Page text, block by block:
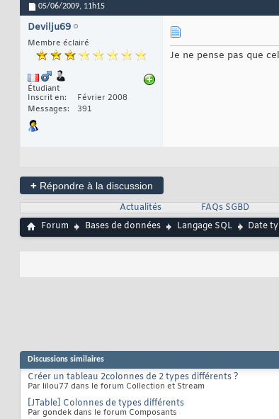
05/06/2009, 11h15
Devilju69
Membre éclairé
Étudiant
Inscrit en
Février 2008
Messages
391
Je ne pense pas que
+ Répondre à la discussion
Actualités FAQs SGBD
Forum
Bases de données Langage SQL Date
Discussions similaires
Créer un tableau 2colonnes de 2 types différents ?
Par lilou77 dans le forum Collection et Stream
[JTable] Colonnes de types différents
Par gondek dans le forum Composants